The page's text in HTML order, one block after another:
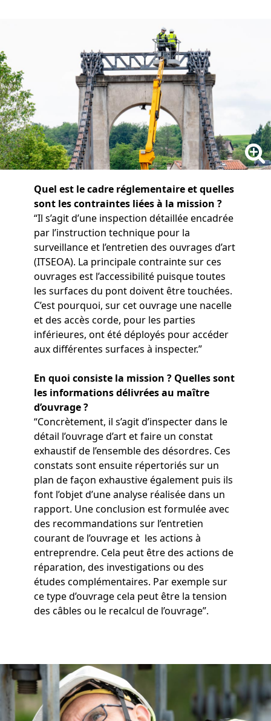
Quel est le cadre réglementaire et quelles
sont les contraintes liées à la mission ?
“Il s’agit d’une inspection détaillée encadrée
par l’instruction technique pour la
surveillance et l’entretien des ouvrages d’art
(ITSEOA). La principale contrainte sur ces
ouvrages est l’accessibilité puisque toutes
les surfaces du pont doivent être touchées.
C’est pourquoi, sur cet ouvrage une nacelle
et des accès corde, pour les parties
inférieures, ont été déployés pour accéder
aux différentes surfaces à inspecter.”
En quoi consiste la mission ? Quelles sont
les informations délivrées au maître
d’ouvrage ?
“Concrètement, il s’agit d’inspecter dans le
détail l’ouvrage d’art et faire un constat
exhaustif de l’ensemble des désordres. Ces
constats sont ensuite répertoriés sur un
plan de façon exhaustive également puis ils
font l’objet d’une analyse réalisée dans un
rapport. Une conclusion est formulée avec
des recommandations sur l’entretien
courant de l’ouvrage et les actions à
entreprendre. Cela peut être des actions de
réparation, des investigations ou des
études complémentaires. Par exemple sur
ce type d’ouvrage cela peut être la tension
des câbles ou le recalcul de l’ouvrage”.